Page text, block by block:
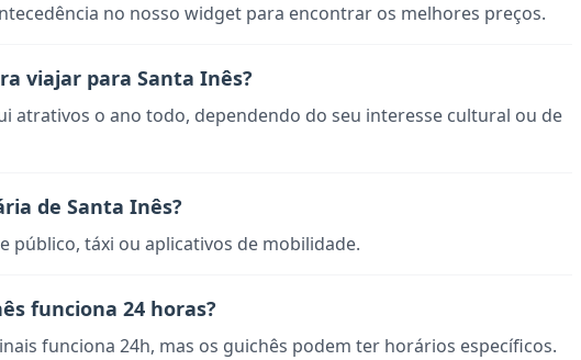
no nosso widget para encontrar os melhores preços.
viajar para Santa Inês?
atrativos o ano todo, dependendo do seu interesse cultural ou de
de Santa Inês?
público, táxi ou aplicativos de mobilidade.
funciona 24 horas?
funciona 24h, mas os guichês podem ter horários específicos.